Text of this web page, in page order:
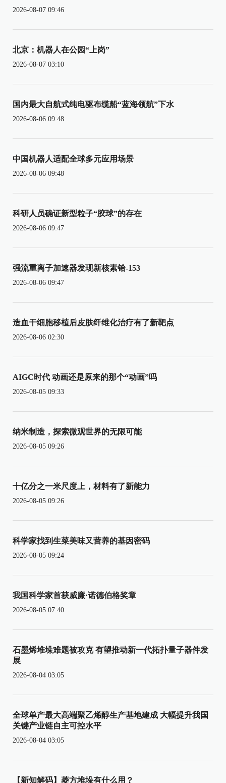
2026-08-07 09:46
北京：机器人在公园“上岗”
2026-08-07 03:10
国内最大自航式纯电驱布缆船“蓝海领航”下水
2026-08-06 09:48
中国机器人适配全球多元应用场景
2026-08-06 09:48
科研人员确证新型粒子“胶球”的存在
2026-08-06 09:47
强流重离子加速器发现新核素铪-153
2026-08-06 09:47
造血干细胞移植后皮肤纤维化治疗有了新靶点
2026-08-06 02:30
AIGC时代 动画还是原来的那个“动画”吗
2026-08-05 09:33
纳米制造，探索微观世界的无限可能
2026-08-05 09:26
十亿分之一米尺度上，材料有了新能力
2026-08-05 09:26
科学家找到生菜美味又营养的基因密码
2026-08-05 09:24
我国科学家首获威廉·诺德伯格奖章
2026-08-05 07:40
石墨烯堆垛难题被攻克 有望推动新一代拓扑量子器件发
展
2026-08-04 03:05
全球单产最大高端聚乙烯醇生产基地建成 大幅提升我国
关键产业链自主可控水平
2026-08-04 03:05
【新知解码】菱方堆垛有什么用？